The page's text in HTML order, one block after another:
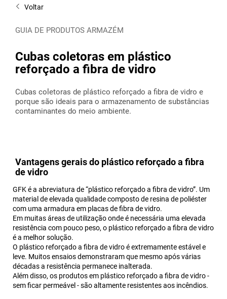
Voltar
GUIA DE PRODUTOS ARMAZÉM
Cubas coletoras em plástico
reforçado a fibra de vidro
Cubas coletoras de plástico reforçado a fibra de vidro e
porque são ideais para o armazenamento de substâncias
contaminantes do meio ambiente.
Vantagens gerais do plástico reforçado a fibra
de vidro
GFK é a abreviatura de “plástico reforçado a fibra de vidro”. Um
material de elevada qualidade composto de resina de poliéster
com uma armadura em placas de fibra de vidro.
Em muitas áreas de utilização onde é necessária uma elevada
resistência com pouco peso, o plástico reforçado a fibra de vidro
é a melhor solução.
O plástico reforçado a fibra de vidro é extremamente estável e
leve. Muitos ensaios demonstraram que mesmo após várias
décadas a resistência permanece inalterada.
Além disso, os produtos em plástico reforçado a fibra de vidro -
sem ficar permeável - são altamente resistentes aos incêndios.